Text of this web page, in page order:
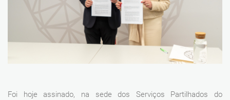
Foi hoje assinado, na sede dos Serviços Partilhados do